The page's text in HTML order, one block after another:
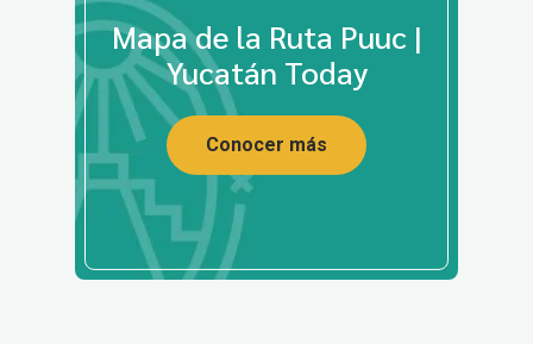
Mapa de la Ruta Puuc |
Yucatán Today
Conocer más